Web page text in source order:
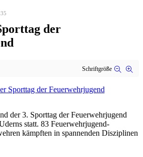
der
Schriftgröße
der 3. Sporttag der Feuerwehrjugend
statt. 83 Feuerwehrjugend-
kämpften in spannenden Disziplinen